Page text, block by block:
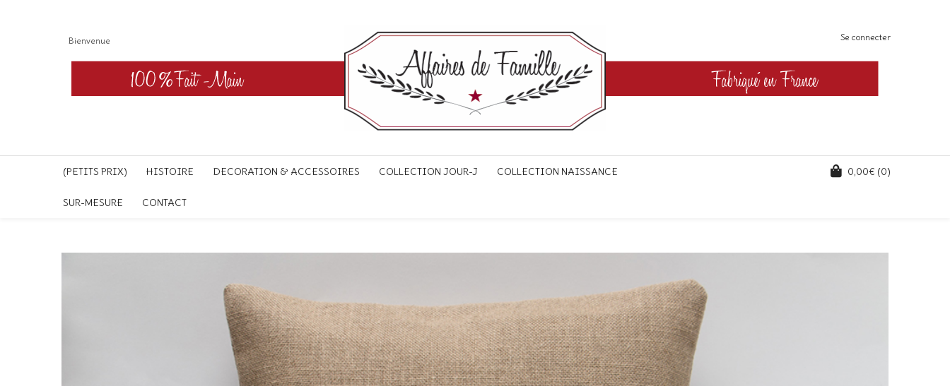
Bienvenue Se connecter
(PETITS PRIX) HISTOIRE DECORATION & ACCESSOIRES COLLECTION JOUR-J COLLECTION NAISSANCE
SUR-MESURE CONTACT
0,00€ (0)